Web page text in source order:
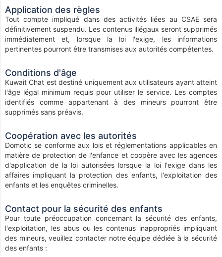
Application des règles
Tout compte impliqué dans des activités liées au CSAE sera
définitivement suspendu. Les contenus illégaux seront supprimés
immédiatement et, lorsque la loi l'exige, les informations
pertinentes pourront être transmises aux autorités compétentes.
Conditions d'âge
Kuwait Chat est destiné uniquement aux utilisateurs ayant atteint
l'âge légal minimum requis pour utiliser le service. Les comptes
identifiés comme appartenant à des mineurs pourront être
supprimés sans préavis.
Coopération avec les autorités
Domotic se conforme aux lois et réglementations applicables en
matière de protection de l'enfance et coopère avec les agences
d'application de la loi autorisées lorsque la loi l'exige dans les
affaires impliquant la protection des enfants, l'exploitation des
enfants et les enquêtes criminelles.
Contact pour la sécurité des enfants
Pour toute préoccupation concernant la sécurité des enfants,
l'exploitation, les abus ou les contenus inappropriés impliquant
des mineurs, veuillez contacter notre équipe dédiée à la sécurité
des enfants :